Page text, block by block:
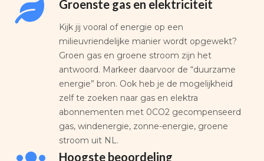
Groenste gas en elektriciteit
Kijk jij vooral of energie op een
milieuvriendelijke manier wordt opgewekt?
Groen gas en groene stroom zijn het
antwoord. Markeer daarvoor de “duurzame
energie” bron. Ook heb je de mogelijkheid
zelf te zoeken naar gas en elektra
abonnementen met 0CO2 gecompenseerd
gas, windenergie, zonne-energie, groene
stroom uit NL.
Hoogste beoordeling